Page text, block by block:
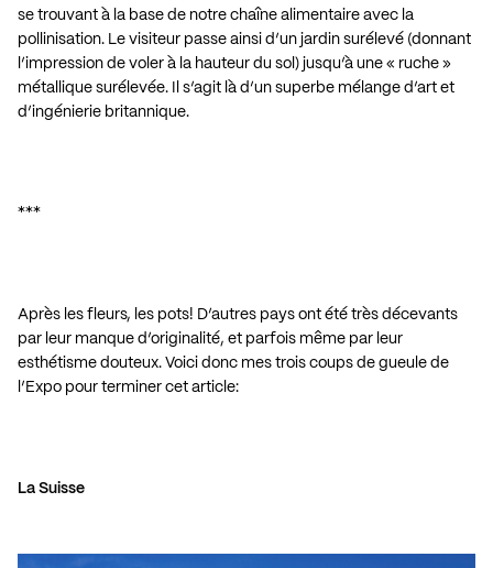
se trouvant à la base de notre chaîne alimentaire avec la
pollinisation. Le visiteur passe ainsi d’un jardin surélevé (donnant
l’impression de voler à la hauteur du sol) jusqu’à une « ruche »
métallique surélevée. Il s’agit là d’un superbe mélange d’art et
d’ingénierie britannique.
***
Après les fleurs, les pots! D’autres pays ont été très décevants
par leur manque d’originalité, et parfois même par leur
esthétisme douteux. Voici donc mes trois coups de gueule de
l’Expo pour terminer cet article:
La Suisse